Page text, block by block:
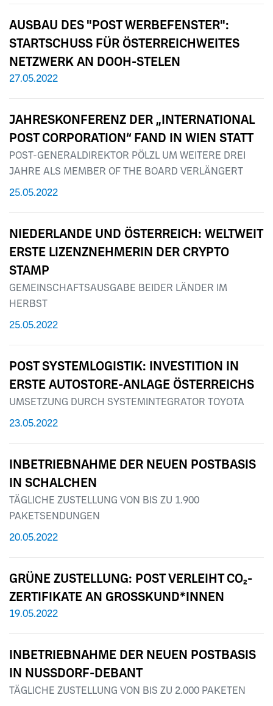
AUSBAU DES "POST WERBEFENSTER":
STARTSCHUSS FÜR ÖSTERREICHWEITES
NETZWERK AN DOOH-STELEN
27.05.2022
JAHRESKONFERENZ DER „INTERNATIONAL
POST CORPORATION“ FAND IN WIEN STATT
POST-GENERALDIREKTOR PÖLZL UM WEITERE DREI
JAHRE ALS MEMBER OF THE BOARD VERLÄNGERT
25.05.2022
NIEDERLANDE UND ÖSTERREICH: WELTWEIT
ERSTE LIZENZNEHMERIN DER CRYPTO
STAMP
GEMEINSCHAFTSAUSGABE BEIDER LÄNDER IM
HERBST
25.05.2022
POST SYSTEMLOGISTIK: INVESTITION IN
ERSTE AUTOSTORE-ANLAGE ÖSTERREICHS
UMSETZUNG DURCH SYSTEMINTEGRATOR TOYOTA
23.05.2022
INBETRIEBNAHME DER NEUEN POSTBASIS
IN SCHALCHEN
TÄGLICHE ZUSTELLUNG VON BIS ZU 1.900
PAKETSENDUNGEN
20.05.2022
GRÜNE ZUSTELLUNG: POST VERLEIHT CO2-
ZERTIFIKATE AN GROSSKUND*INNEN
19.05.2022
INBETRIEBNAHME DER NEUEN POSTBASIS
IN NUSSDORF-DEBANT
TÄGLICHE ZUSTELLUNG VON BIS ZU 2.000 PAKETEN